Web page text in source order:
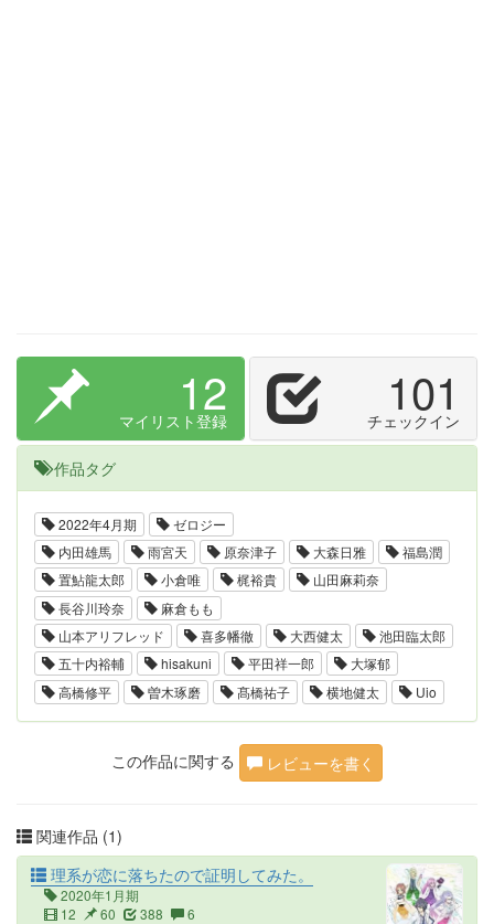
12
マイリスト登録 101
チェックイン
作品タグ
2022年4月期
ゼロジー
内田雄馬
雨宮天 原奈津子 大森日雅
福島潤
置鮎龍太郎
小倉唯 梶裕貴
山田麻莉奈
長谷川玲奈
麻倉もも
山本アリフレッド
喜多幡徹 大西健太
池田臨太郎
五十内裕輔
hisakuni 平田祥一郎
大塚郁
高橋修平
曽木琢磨 髙橋祐子 横地健太 Uio
この作品に関する レビューを書く
関連作品 (1)
理系が恋に落ちたので証明してみた。
2020年1月期
12
60 388 6